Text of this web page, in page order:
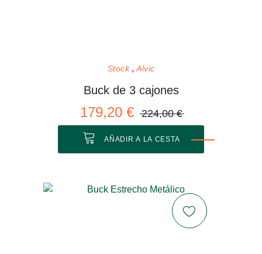
Stock Alvic
Buck de 3 cajones
179,20 € 224,00 €
AÑADIR A LA CESTA